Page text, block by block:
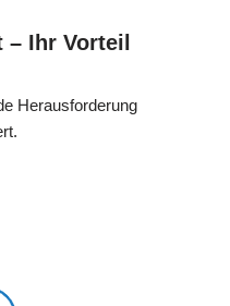
– Ihr Vorteil
Herausforderung